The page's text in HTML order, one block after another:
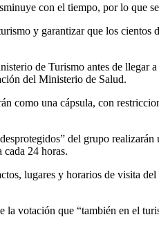
con el tiempo, por lo que
y garantizar que los cientos
de Turismo antes de llegar
del Ministerio de Salud.
como una cápsula, con
del grupo
cada 24 horas.
lugares y horarios de visita
votación que “también en el